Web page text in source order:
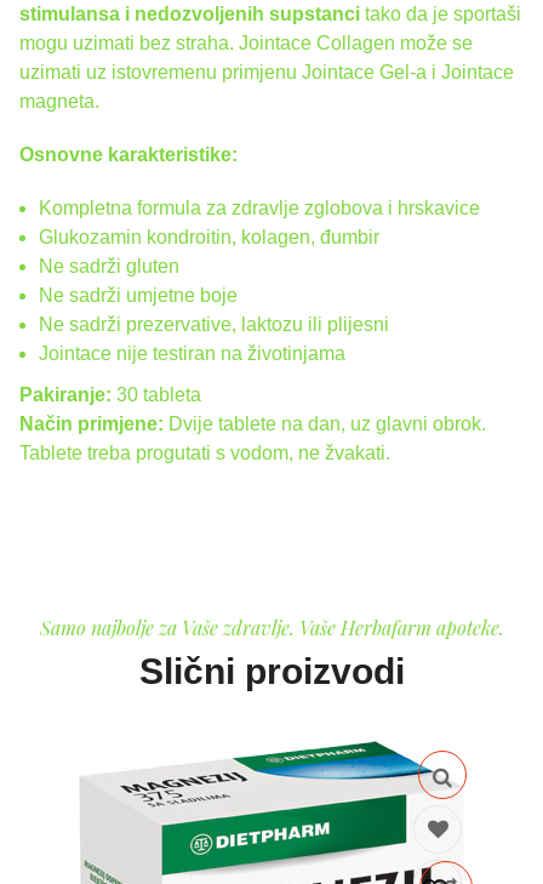
stimulansa i nedozvoljenih supstanci tako da je sportaši
mogu uzimati bez straha. Jointace Collagen može se
uzimati uz istovremenu primjenu Jointace Gel -a i Jointace
magneta.
Osnovne karakteristike:
Kompletna formula za zdravlje zglobova i hrskavice
Glukozamin kondroitin, kolagen, đumbir
Ne sadrži gluten
Ne sadrži umjetne boje
Ne sadrži prezervative, laktozu ili plijesni
Jointace nije testiran na životinjama
Pakiranje: 30 tableta
Način primjene: Dvije tablete na dan, uz glavni obrok.
Tablete treba progutati s vodom, ne žvakati.
Samo najbolje za Vaše zdravlje. Vaše Herbafarm apoteke.
Slični proizvodi